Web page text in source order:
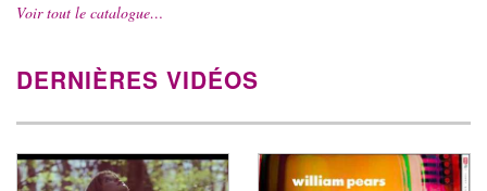
Voir tout le catalogue…
DERNIÈRES VIDÉOS